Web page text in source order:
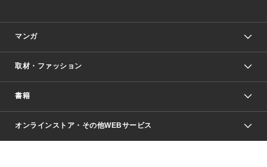
マンガ
少年マンガ
Vジャンプ
週刊ヤングジャンプ
少女マンガ
取材・ファッション
Seventeen
芸能・情報・スポーツ
書籍
文芸・文庫・総合
オンラインストア・その他WEBサービス